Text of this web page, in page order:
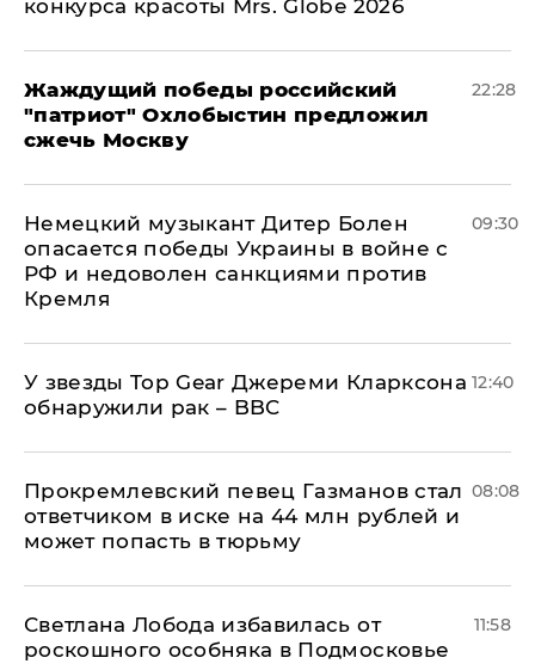
конкурса красоты Mrs. Globe 2026
Жаждущий победы российский
"патриот" Охлобыстин предложил
сжечь Москву
22:28
Немецкий музыкант Дитер Болен
опасается победы Украины в войне с
РФ и недоволен санкциями против
Кремля
09:30
У звезды Top Gear Джереми Кларксона
обнаружили рак – BBC
12:40
Прокремлевский певец Газманов стал
ответчиком в иске на 44 млн рублей и
может попасть в тюрьму
08:08
Светлана Лобода избавилась от
роскошного особняка в Подмосковье
11:58